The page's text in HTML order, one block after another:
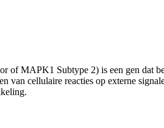
of MAPK1 Subtype 2) is een gen dat
van cellulaire reacties op externe